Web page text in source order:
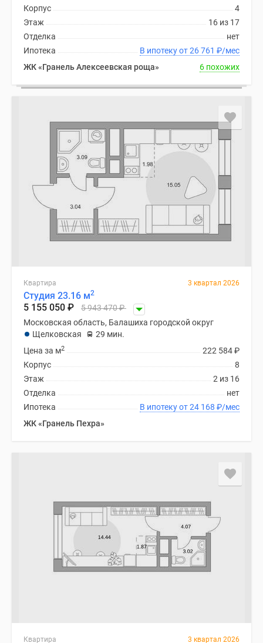
Аналитика
рынка
Покупателю
Экспертиза
новостроек
ипотека
#рассрочка
ипотека
скидками
премиум-
класса
4
Корпус
16 из 17
Этаж
нет
Отделка
В ипотеку от 26 761 ₽/мес
Ипотека
ЖК «Гранель Алексеевская роща»
6 похожих
Квартира 3 квартал 2026
Студия 23.16 м2
5 155 050 ₽ 5 943 470₽
Московская область, Балашиха городской округ
Щелковская
29 мин.
222 584₽
Цена за м2
8
Корпус
2 из 16
Этаж
нет
Отделка
В ипотеку от 24 168 ₽/мес
Ипотека
ЖК «Гранель Пехра»
Квартира 3 квартал 2026